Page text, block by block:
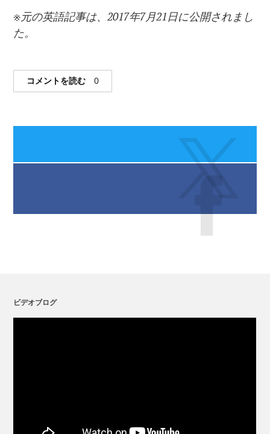
※元の英語記事は、2017年7月21日に公開されまし
た。
コメントを読む 0
ビデオブログ